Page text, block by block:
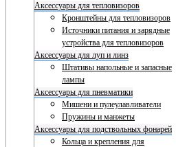
Аксессуары для тепловизоров
Кронштейны для тепловизоров
Источники питания и зарядные
устройства для тепловизоров
Аксессуары для луп и линз
Штативы напольные и запасные
лампы
Аксессуары для пневматики
Мишени и пулеулавливатели
Пружины и манжеты
Аксессуары для подствольных фонарей
Кольца и крепления для